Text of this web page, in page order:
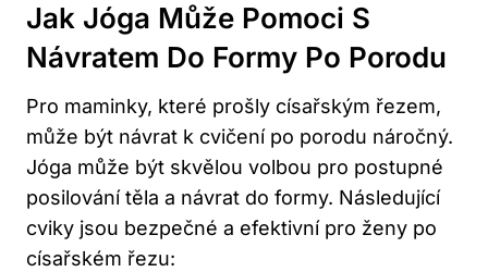
Jak Jóga Může Pomoci S
Návratem Do Formy Po Porodu
Pro maminky, které prošly císařským řezem,
může být návrat k cvičení po porodu náročný.
Jóga může být skvělou volbou pro postupné
posilování těla a návrat do formy. Následující
cviky jsou bezpečné a efektivní pro ženy po
císařském řezu: